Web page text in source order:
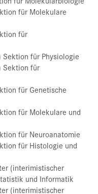
für Molekulare
für
für Physiologie
Sektion für
für Genetische
für Molekulare und
für Neuroanatomie
für Histologie und
(interimistischer
und Informatik
(interimistischer